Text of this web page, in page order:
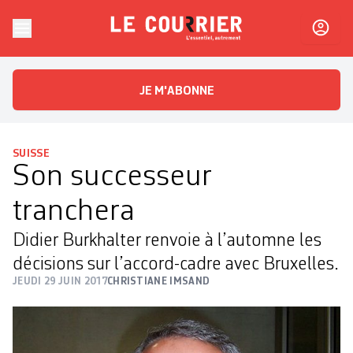
Le CourrierL'essentiel, autrement
JE M'ABONNE
SUISSE
Son successeur
tranchera
Didier Burkhalter renvoie à l’automne les
décisions sur l’accord-cadre avec Bruxelles.
JEUDI 29 JUIN 2017CHRISTIANE IMSAND